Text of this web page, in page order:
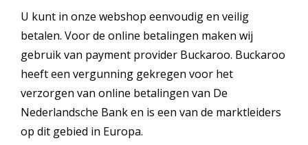
U kunt in onze webshop eenvoudig en veilig
betalen. Voor de online betalingen maken wij
gebruik van payment provider Buckaroo. Buckaroo
heeft een vergunning gekregen voor het
verzorgen van online betalingen van De
Nederlandsche Bank en is een van de marktleiders
op dit gebied in Europa.